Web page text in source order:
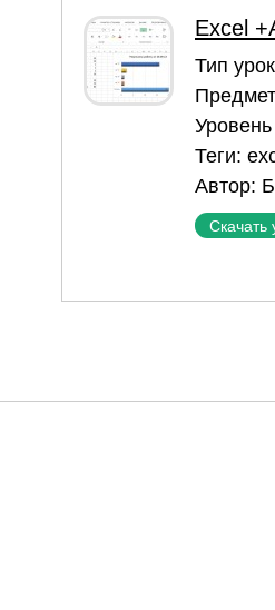
Excel
Тип
Теги:
Автор:
Скачать